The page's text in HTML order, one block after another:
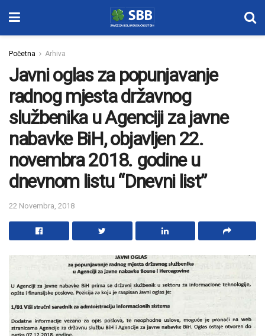
Početna Arhiva
Javni oglas za popunjavanje
radnog mjesta državnog
službenika u Agenciji za javne
nabavke BiH, objavljen 22.
novembra 2018. godine u
dnevnom listu “Dnevni list”
22 Novembra, 2018